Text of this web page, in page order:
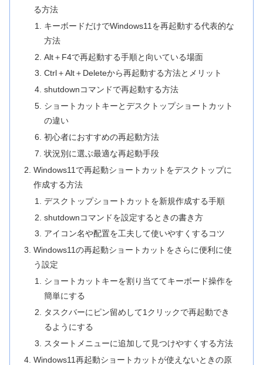
る方法
キーボードだけでWindows11を再起動する代表的な
方法
Alt＋F4で再起動する手順と向いている場面
Ctrl＋Alt＋Deleteから再起動する方法とメリット
shutdownコマンドで再起動する方法
ショートカットキーとデスクトップショートカット
の違い
初心者におすすめの再起動方法
状況別に選ぶ最適な再起動手段
Windows11で再起動ショートカットをデスクトップに
作成する方法
デスクトップショートカットを新規作成する手順
shutdownコマンドを設定するときの書き方
アイコン名や配置を工夫して使いやすくするコツ
Windows11の再起動ショートカットをさらに便利に使
う設定
ショートカットキーを割り当ててキーボード操作を
簡単にする
タスクバーにピン留めして1クリックで再起動でき
るようにする
スタートメニューに追加して見つけやすくする方法
Windows11再起動ショートカットが使えないときの原